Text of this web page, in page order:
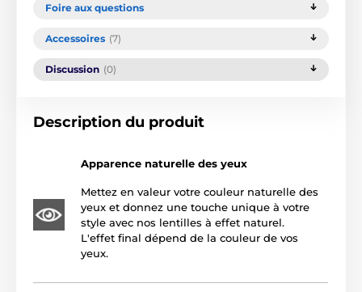
Foire aux questions
Accessoires (7)
Discussion (0)
Description du produit
Apparence naturelle des yeux
Mettez en valeur votre couleur naturelle des
yeux et donnez une touche unique à votre
style avec nos lentilles à effet naturel.
L'effet final dépend de la couleur de vos
yeux.